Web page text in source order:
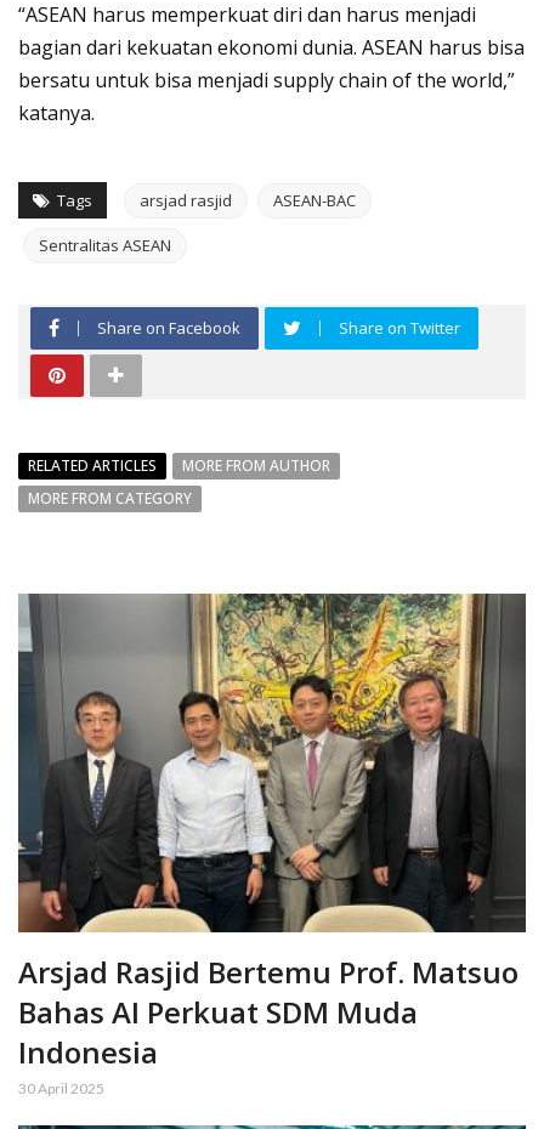
“ASEAN harus memperkuat diri dan harus menjadi
bagian dari kekuatan ekonomi dunia. ASEAN harus bisa
bersatu untuk bisa menjadi supply chain of the world,”
katanya.
Tags arsjad rasjid ASEAN-BAC
Sentralitas ASEAN
Share on Facebook Share on Twitter
RELATED ARTICLES
MORE FROM AUTHOR
MORE FROM CATEGORY
Arsjad Rasjid Bertemu Prof. Matsuo
Bahas AI Perkuat SDM Muda
Indonesia
30 April 2025